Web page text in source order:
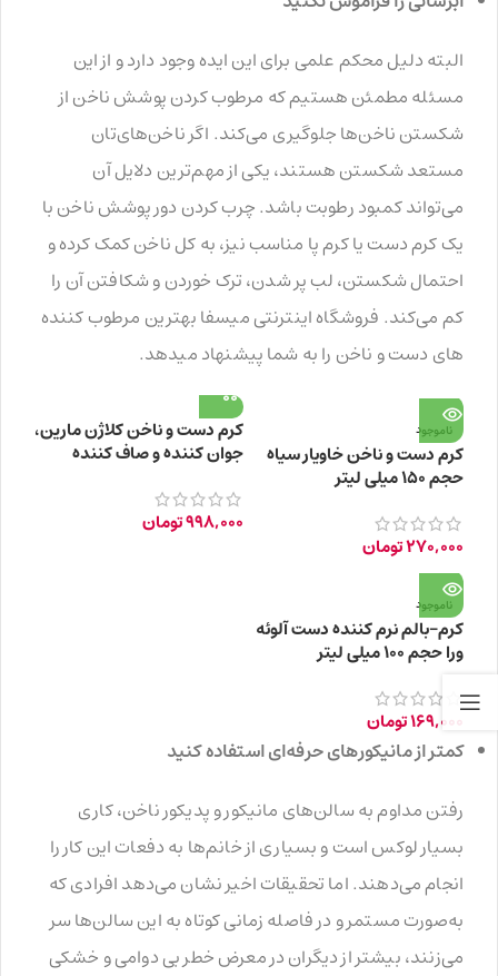
البته دلیل محکم علمی برای این ایده وجود دارد و از این
مسئله مطمئن هستیم که مرطوب کردن پوشش ناخن از
شکستن ناخن‌ها جلوگیری می‌کند. اگر ناخن‌های‌تان
مستعد شکستن هستند، یکی از مهم‌ترین دلایل آن
می‌تواند کمبود رطوبت باشد. چرب کردن دور پوشش ناخن با
یک کرم دست یا کرم پا مناسب نیز، به کل ناخن کمک کرده و
احتمال شکستن، لب پر شدن، ترک خوردن و شکافتن آن را
کم می‌کند. فروشگاه اینترنتی میسفا بهترین مرطوب کننده
های دست و ناخن را به شما پیشنهاد میدهد.
ناموجود
کرم دست و ناخن خاویار سیاه
حجم ۱۵۰ میلی لیتر
270,000تومان
کرم دست و ناخن کلاژن مارین،
جوان کننده و صاف کننده
998,000تومان
ناموجود
کرم-بالم نرم کننده دست آلوئه
ورا حجم ۱۰۰ میلی لیتر
169,000تومان
کمتر از مانیکور‌های حرفه‌ای استفاده کنید
رفتن مداوم به سالن‌های مانیکور و پدیکور ناخن، کاری
بسیار لوکس است و بسیاری از خانم‌ها به دفعات این کار را
انجام می‌دهند. اما تحقیقات اخیر نشان می‌دهد افرادی که
به‌صورت مستمر و در فاصله زمانی کوتاه به این سالن‌ها سر
می‌زنند، بیشتر از دیگران در معرض خطر بی دوامی و خشکی